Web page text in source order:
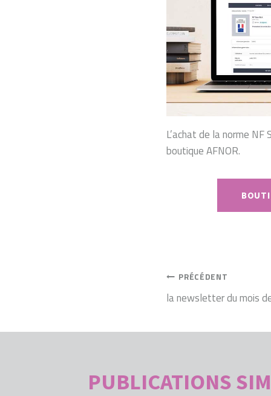
L’achat de la norme
boutique AFNOR.
DE
L’ARTICLE
PRÉCÉDENT
la newsletter du mois
PUBLICATIONS